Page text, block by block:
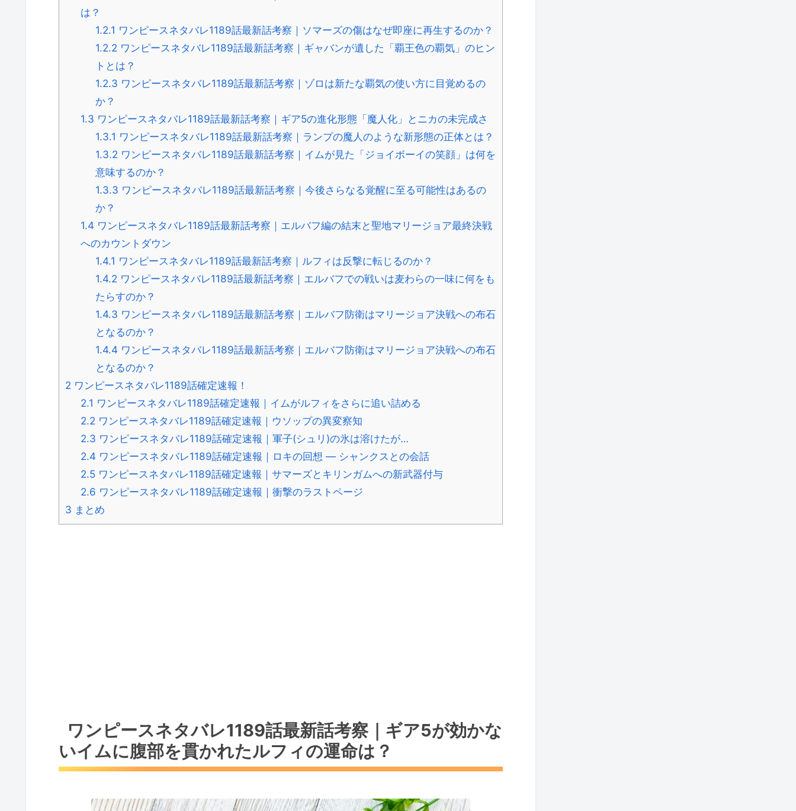
は？
1.2.1 ワンピースネタバレ1189話最新話考察｜ソマーズの傷はなぜ即座に再生するのか？
1.2.2 ワンピースネタバレ1189話最新話考察｜ギャバンが遺した「覇王色の覇気」のヒン
トとは？
1.2.3 ワンピースネタバレ1189話最新話考察｜ゾロは新たな覇気の使い方に目覚めるの
か？
1.3 ワンピースネタバレ1189話最新話考察｜ギア5の進化形態「魔人化」とニカの未完成さ
1.3.1 ワンピースネタバレ1189話最新話考察｜ランプの魔人のような新形態の正体とは？
1.3.2 ワンピースネタバレ1189話最新話考察｜イムが見た「ジョイボーイの笑顔」は何を
意味するのか？
1.3.3 ワンピースネタバレ1189話最新話考察｜今後さらなる覚醒に至る可能性はあるの
か？
1.4 ワンピースネタバレ1189話最新話考察｜エルバフ編の結末と聖地マリージョア最終決戦
へのカウントダウン
1.4.1 ワンピースネタバレ1189話最新話考察｜ルフィは反撃に転じるのか？
1.4.2 ワンピースネタバレ1189話最新話考察｜エルバフでの戦いは麦わらの一味に何をも
たらすのか？
1.4.3 ワンピースネタバレ1189話最新話考察｜エルバフ防衛はマリージョア決戦への布石
となるのか？
1.4.4 ワンピースネタバレ1189話最新話考察｜エルバフ防衛はマリージョア決戦への布石
となるのか？
2 ワンピースネタバレ1189話確定速報！
2.1 ワンピースネタバレ1189話確定速報｜イムがルフィをさらに追い詰める
2.2 ワンピースネタバレ1189話確定速報｜ウソップの異変察知
2.3 ワンピースネタバレ1189話確定速報｜軍子(シュリ)の氷は溶けたが…
2.4 ワンピースネタバレ1189話確定速報｜ロキの回想 — シャンクスとの会話
2.5ワンピースネタバレ1189話確定速報｜サマーズとキリンガムへの新武器付与
2.6 ワンピースネタバレ1189話確定速報｜衝撃のラストページ
3 まとめ
ワンピースネタバレ1189話最新話考察｜ギア5が効かな
いイムに腹部を貫かれたルフィの運命は？